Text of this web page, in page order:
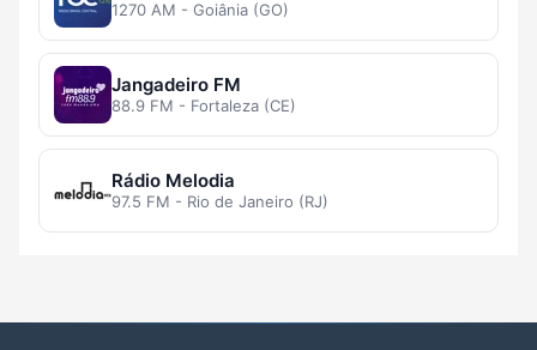
1270 AM - Goiânia (GO)
Jangadeiro FM
88.9 FM - Fortaleza (CE)
Rádio Melodia
97.5 FM - Rio de Janeiro (RJ)